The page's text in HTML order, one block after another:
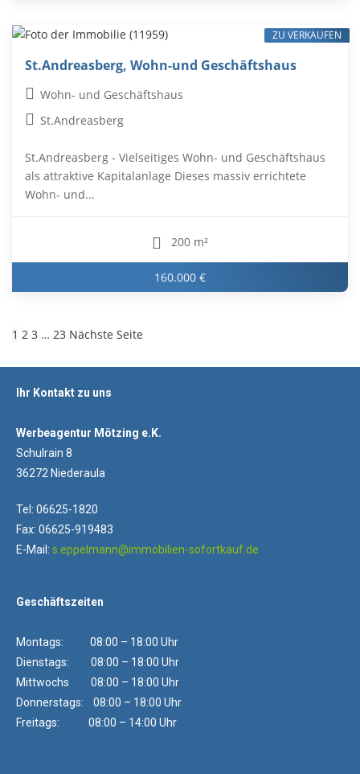
St.Andreasberg, Wohn-und Geschäftshaus
Wohn- und Geschäftshaus
St.Andreasberg
St.Andreasberg - Vielseitiges Wohn- und Geschäftshaus
als attraktive Kapitalanlage Dieses massiv errichtete
Wohn- und...
200 m²
160.000 €
ZU VERKAUFEN
1 2 3 … 23 Nächste Seite
Ihr Kontakt zu uns
Werbeagentur Mötzing e.K.
Schulrain 8
36272 Niederaula
Tel: 06625-1820
Fax: 06625-919483
E-Mail: s.eppelmann@immobilien-sofortkauf.de
Geschäftszeiten
Montags: 08:00 – 18:00 Uhr
Dienstags: 08:00 – 18:00 Uhr
Mittwochs 08:00 – 18:00 Uhr
Donnerstags: 08:00 – 18:00 Uhr
Freitags: 08:00 – 14:00 Uhr